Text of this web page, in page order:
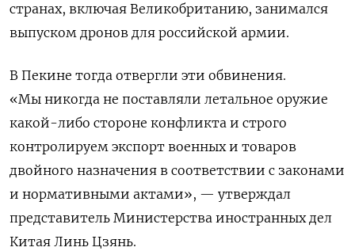
странах, включая Великобританию, занимался
выпуском дронов для российской армии.
В Пекине тогда отвергли эти обвинения.
«Мы никогда не поставляли летальное оружие
какой-либо стороне конфликта и строго
контролируем экспорт военных и товаров
двойного назначения в соответствии с законами
и нормативными актами», — утверждал
представитель Министерства иностранных дел
Китая Линь Цзянь.